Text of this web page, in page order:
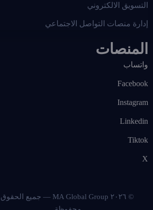
التسويق الالكتروني
إدارة منصات التواصل الاجتماعي
المنصات
واتساب
Facebook
Instagram
Linkedin
Tiktok
X
© ٢٠٢٦ MA Global Group — جميع الحقوق